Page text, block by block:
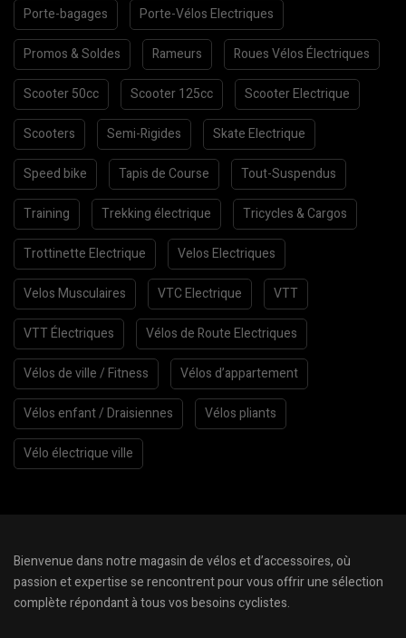
Porte-bagages Porte-Vélos Electriques
Promos & Soldes Rameurs Roues Vélos Électriques
Scooter 50cc Scooter 125cc Scooter Electrique
Scooters Semi-Rigides Skate Electrique
Speed bike Tapis de Course Tout-Suspendus
Training Trekking électrique Tricycles & Cargos
Trottinette Electrique Velos Electriques
Velos Musculaires VTC Electrique VTT
VTT Électriques Vélos de Route Electriques
Vélos de ville / Fitness Vélos d’appartement
Vélos enfant / Draisiennes Vélos pliants
Vélo électrique ville
Bienvenue dans notre magasin de vélos et d’accessoires, où
passion et expertise se rencontrent pour vous offrir une sélection
complète répondant à tous vos besoins cyclistes.